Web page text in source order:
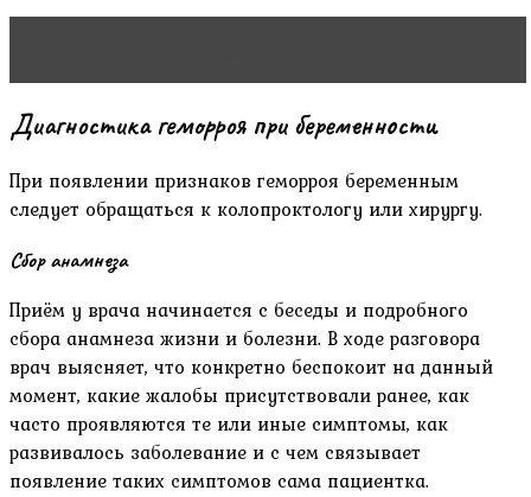
Диагностика геморроя при беременности
При появлении признаков геморроя беременным
следует обращаться к колопроктологу или хирургу.
Сбор анамнеза
Приём у врача начинается с беседы и подробного
сбора анамнеза жизни и болезни. В ходе разговора
врач выясняет, что конкретно беспокоит на данный
момент, какие жалобы присутствовали ранее, как
часто проявляются те или иные симптомы, как
развивалось заболевание и с чем связывает
появление таких симптомов сама пациентка.